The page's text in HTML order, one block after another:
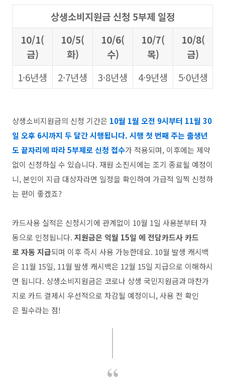
상생소비지원금 신청 5부제 일정
10/1(
금)
10/5(
화)
10/6(
수)
10/7(
목)
10/8(
금)
1·6년생
2·7년생 3·8년생 4·9년생 5·0년생
상생소비지원금의 신청 기간은 10월 1월 오전 9시부터 11월 30
일 오후 6시까지 두 달간 시행됩니다. 시행 첫 번째 주는 출생년
도 끝자리에 따라 5부제로 신청 접수가 적용되며, 이후에는 제약
없이 신청하실 수 있습니다. 재원 소진시에는 조기 종료될 예정이
니, 본인이 지급 대상자라면 일정을 확인하여 가급적 일찍 신청하
는 편이 좋겠죠?
카드사용 실적은 신청시기에 관계없이 10월 1일 사용분부터 자
동으로 인정됩니다. 지원금은 익월 15일 에 전담카드사 카드
로 자동 지급되며 이후 즉시 사용 가능한데요. 10월 발생 캐시백
은 11월 15일, 11월 발생 캐시백은 12월 15일 지급으로 이해하시
면 됩니다. 상생소비지원금은 코로나 상생 국민지원금과 마찬가
지로 카드 결제시 우선적으로 차감될 예정이니, 사용 전 확인
은 필수라는 점!